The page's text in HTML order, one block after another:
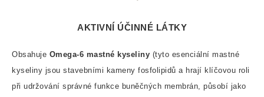
AKTIVNÍ ÚČINNÉ LÁTKY
Obsahuje Omega-6 mastné kyseliny (tyto esenciální mastné
kyseliny jsou stavebními kameny fosfolipidů a hrají klíčovou roli
při udržování správné funkce buněčných membrán, působí jako